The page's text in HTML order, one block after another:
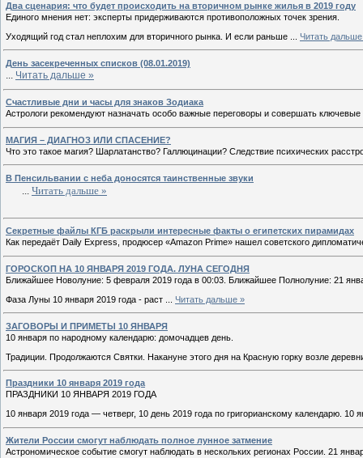
Два сценария: что будет происходить на вторичном рынке жилья в 2019 году
Единого мнения нет: эксперты придерживаются противоположных точек зрения.
Уходящий год стал неплохим для вторичного рынка. И если раньше
Читать
День засекреченных списков (08.01.2019)
Читать дальше »
Счастливые дни и часы для знаков Зодиака
Астрологи рекомендуют назначать особо важные переговоры и совершать
МАГИЯ – ДИАГНОЗ ИЛИ СПАСЕНИЕ?
Что это такое магия? Шарлатанство? Галлюцинации? Следствие психических
В Пенсильвании с неба доносятся таинственные звуки
Читать дальше »
Секретные файлы КГБ раскрыли интересные факты о египетских пирамидах
Как передаёт Daily Express, продюсер «Amazon Prime» нашел советского
ГОРОСКОП НА 10 ЯНВАРЯ 2019 ГОДА. ЛУНА СЕГОДНЯ
Ближайшее Новолуние: 5 февраля 2019 года в 00:03. Ближайшее Полнолуние: 21
Фаза Луны 10 января 2019 года - раст
Читать дальше »
ЗАГОВОРЫ И ПРИМЕТЫ 10 ЯНВАРЯ
10 января по народному календарю: домочадцев день.
Традиции. Продолжаются Святки. Накануне этого дня на Красную горку возле
Праздники 10 января 2019 года
ПРАЗДНИКИ 10 ЯНВАРЯ 2019 ГОДА
10 января 2019 года — четверг, 10 день 2019 года по григорианскому календарю. 10
Жители России смогут наблюдать полное лунное затмение
Астрономическое событие смогут наблюдать в нескольких регионах России. 21